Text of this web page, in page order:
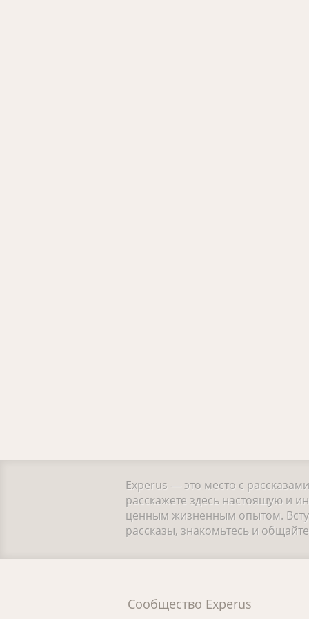
Experus — это место с
расскажете здесь настоящую и
ценным жизненным опытом.
рассказы, знакомьтесь и
Сообщество Experus